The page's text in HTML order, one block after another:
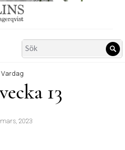
Search
for:
Vardag
13
2023